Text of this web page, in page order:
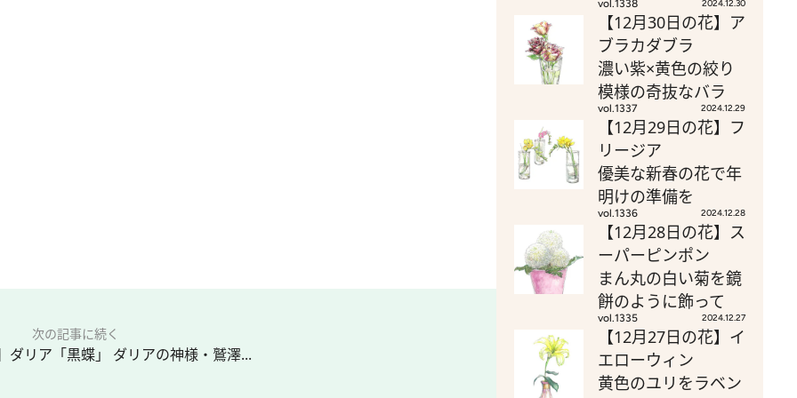
次の記事に続く
ダリア「黒蝶」 ダリアの神様・鷲澤...
vol.1338 2024.12.30
【12月30日の花】ア
ブラカダブラ
濃い紫×黄色の絞り
模様の奇抜なバラ
vol.1337 2024.12.29
【12月29日の花】フ
リージア
優美な新春の花で年
明けの準備を
vol.1336 2024.12.28
【12月28日の花】ス
ーパーピンポン
まん丸の白い菊を鏡
餅のように飾って
vol.1335 2024.12.27
【12月27日の花】イ
エローウィン
黄色のユリをラベン